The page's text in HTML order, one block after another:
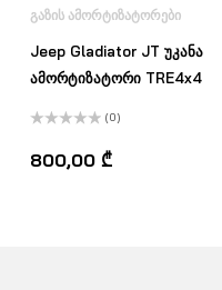
ᲒᲐᲖᲘᲡ ᲐᲛᲝᲠᲢᲘᲖᲐᲢᲝᲠᲔᲑᲘ
Jeep Gladiator JT უკანა
ამორტიზატორი TRE4x4
0,
5-
(0)
800,00 ₾